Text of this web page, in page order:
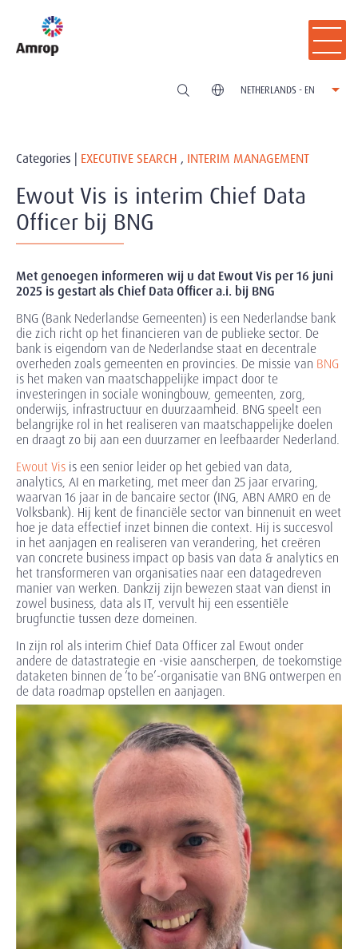
NETHERLANDS - EN
Categories | EXECUTIVE SEARCH , INTERIM MANAGEMENT
Ewout Vis is interim Chief Data
Officer bij BNG
Met genoegen informeren wij u dat Ewout Vis per 16 juni
2025 is gestart als Chief Data Officer a.i. bij BNG
BNG (Bank Nederlandse Gemeenten) is een Nederlandse bank
die zich richt op het financieren van de publieke sector. De
bank is eigendom van de Nederlandse staat en decentrale
overheden zoals gemeenten en provincies. De missie van BNG
is het maken van maatschappelijke impact door te
investeringen in sociale woningbouw, gemeenten, zorg,
onderwijs, infrastructuur en duurzaamheid. BNG speelt een
belangrijke rol in het realiseren van maatschappelijke doelen
en draagt zo bij aan een duurzamer en leefbaarder Nederland.
Ewout Vis is een senior leider op het gebied van data,
analytics, AI en marketing, met meer dan 25 jaar ervaring,
waarvan 16 jaar in de bancaire sector (ING, ABN AMRO en de
Volksbank). Hij kent de financiële sector van binnenuit en weet
hoe je data effectief inzet binnen die context. Hij is succesvol
in het aanjagen en realiseren van verandering, het creëren
van concrete business impact op basis van data & analytics en
het transformeren van organisaties naar een datagedreven
manier van werken. Dankzij zijn bewezen staat van dienst in
zowel business, data als IT, vervult hij een essentiële
brugfunctie tussen deze domeinen.
In zijn rol als interim Chief Data Officer zal Ewout onder
andere de datastrategie en -visie aanscherpen, de toekomstige
dataketen binnen de ‘to be’-organisatie van BNG ontwerpen en
de data roadmap opstellen en aanjagen.